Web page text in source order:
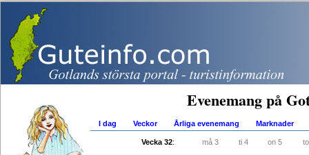
Evenemang på
I dag Veckor Årliga evenemang Marknader
Vecka 32: må 3 ti 4 on 5